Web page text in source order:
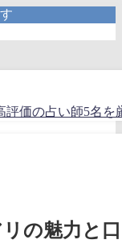
評価の占い師5名を
の魅力と